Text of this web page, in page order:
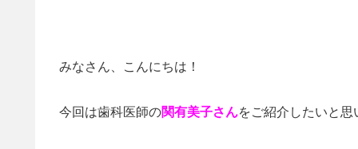
みなさん、こんにちは！
今回は歯科医師の関有美子さんをご紹介したいと思